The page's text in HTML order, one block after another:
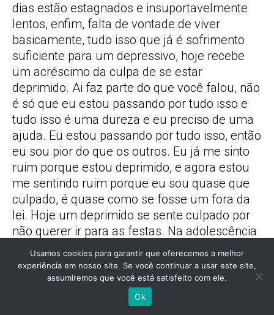
dias estão estagnados e insuportavelmente
lentos, enfim, falta de vontade de viver
basicamente, tudo isso que já é sofrimento
suficiente para um depressivo, hoje recebe
um acréscimo da culpa de se estar
deprimido. Ai faz parte do que você falou, não
é só que eu estou passando por tudo isso e
tudo isso é uma dureza e eu preciso de uma
ajuda. Eu estou passando por tudo isso, então
eu sou pior do que os outros. Eu já me sinto
ruim porque estou deprimido, e agora estou
me sentindo ruim porque eu sou quase que
culpado, é quase como se fosse um fora da
lei. Hoje um deprimido se sente culpado por
não querer ir para as festas. Na adolescência
isso é tremendo, os adolescentes, que é a
idade de ouro na sociedade de consumo, os
adolescentes são o outdoor da sociedade de
consumo, eles aparecem como nossos
representantes, já que são mais livres, não
Usamos cookies para garantir que oferecemos a melhor
experiência em nosso site. Se você continuar a usar este site,
assumiremos que você está satisfeito com ele.
Ok